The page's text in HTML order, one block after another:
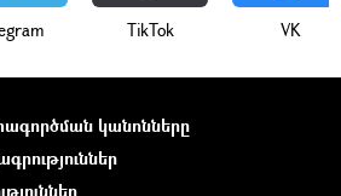
ТikТоk VK
կանոնները